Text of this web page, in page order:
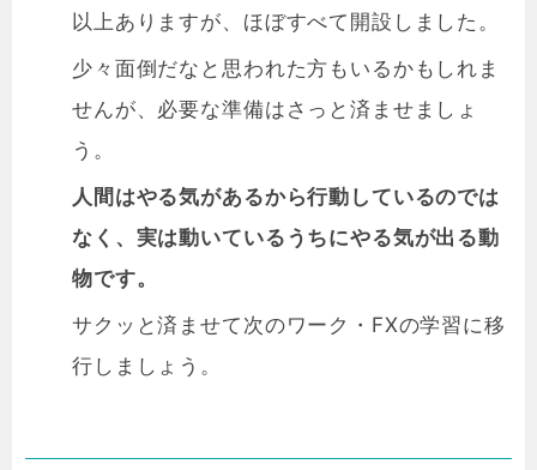
以上ありますが、ほぼすべて開設しました。
少々面倒だなと思われた方もいるかもしれま
せんが、必要な準備はさっと済ませましょ
う。
人間はやる気があるから行動しているのでは
なく、実は動いているうちにやる気が出る動
物です。
サクッと済ませて次のワーク・FXの学習に移
行しましょう。